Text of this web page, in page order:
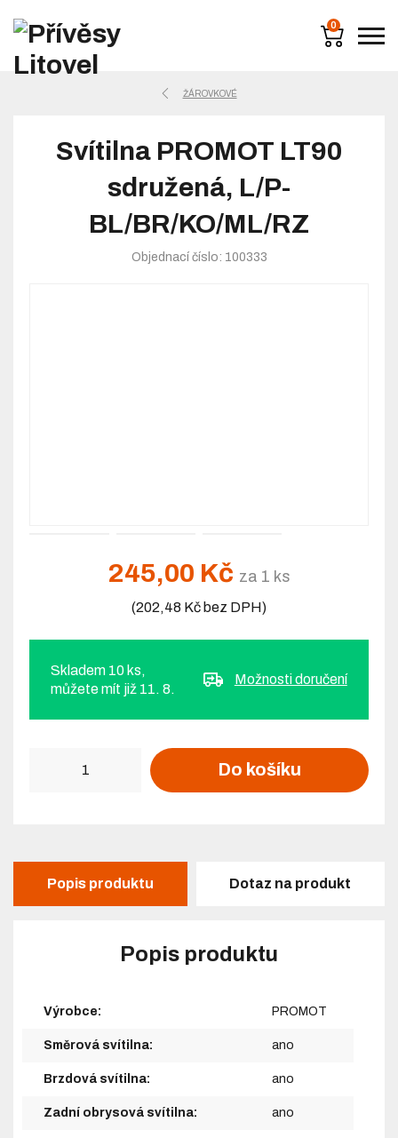
0
ŽÁROVKOVÉ
Svítilna PROMOT LT90
sdružená, L/P-
BL/BR/KO/ML/RZ
Objednací číslo: 100333
245,00 Kč za 1 ks
(202,48 Kč bez DPH)
Skladem 10 ks,
můžete mít již 11. 8.
Možnosti doručení
Do košíku
Popis produktu Dotaz na produkt
Popis produktu
Výrobce: PROMOT
Směrová svítilna: ano
Brzdová svítilna: ano
Zadní obrysová svítilna: ano